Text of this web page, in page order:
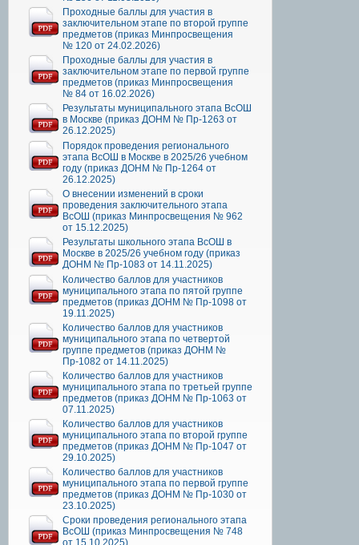
Проходные баллы для участия в
заключительном этапе по второй группе
предметов (приказ Минпросвещения
№ 120 от 24.02.2026)
Проходные баллы для участия в
заключительном этапе по первой группе
предметов (приказ Минпросвещения
№ 84 от 16.02.2026)
Результаты муниципального этапа ВсОШ
в Москве (приказ ДОНМ № Пр-1263 от
26.12.2025)
Порядок проведения регионального
этапа ВсОШ в Москве в 2025/26 учебном
году (приказ ДОНМ № Пр-1264 от
26.12.2025)
О внесении изменений в сроки
проведения заключительного этапа
ВсОШ (приказ Минпросвещения № 962
от 15.12.2025)
Результаты школьного этапа ВсОШ в
Москве в 2025/26 учебном году (приказ
ДОНМ № Пр-1083 от 14.11.2025)
Количество баллов для участников
муниципального этапа по пятой группе
предметов (приказ ДОНМ № Пр-1098 от
19.11.2025)
Количество баллов для участников
муниципального этапа по четвертой
группе предметов (приказ ДОНМ №
Пр-1082 от 14.11.2025)
Количество баллов для участников
муниципального этапа по третьей группе
предметов (приказ ДОНМ № Пр-1063 от
07.11.2025)
Количество баллов для участников
муниципального этапа по второй группе
предметов (приказ ДОНМ № Пр-1047 от
29.10.2025)
Количество баллов для участников
муниципального этапа по первой группе
предметов (приказ ДОНМ № Пр-1030 от
23.10.2025)
Сроки проведения регионального этапа
ВсОШ (приказ Минпросвещения № 748
от 15.10.2025)